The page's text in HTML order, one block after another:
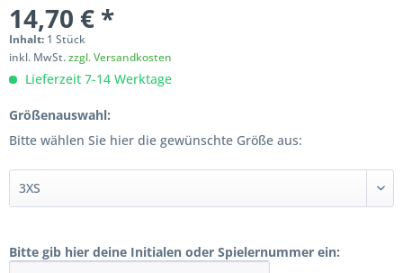
14,70 € *
Inhalt: 1 Stück
inkl. MwSt.zzgl. Versandkosten
Lieferzeit 7-14 Werktage
Größenauswahl:
Bitte wählen Sie hier die gewünschte Größe aus:
Bitte gib hier deine Initialen oder Spielernummer ein: